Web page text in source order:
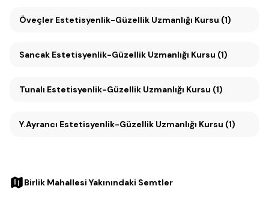
Öveçler Estetisyenlik-Güzellik Uzmanlığı Kursu (1)
Sancak Estetisyenlik-Güzellik Uzmanlığı Kursu (1)
Tunalı Estetisyenlik-Güzellik Uzmanlığı Kursu (1)
Y.Ayrancı Estetisyenlik-Güzellik Uzmanlığı Kursu (1)
Birlik Mahallesi Yakınındaki Semtler